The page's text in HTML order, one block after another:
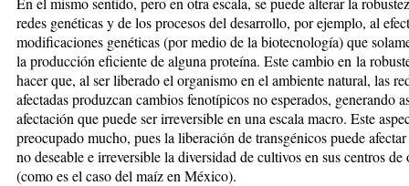
redes genéticas y de los procesos del desarrollo, por ejemplo, al
modificaciones genéticas (por medio de la biotecnología) que
la producción eficiente de alguna proteína. Este cambio en la
hacer que, al ser liberado el organismo en el ambiente natural, las
afectadas produzcan cambios fenotípicos no esperados, generando
afectación que puede ser irreversible en una escala macro. Este
preocupado mucho, pues la liberación de transgénicos puede
no deseable e irreversible la diversidad de cultivos en sus centros de
(como es el caso del maíz en México).